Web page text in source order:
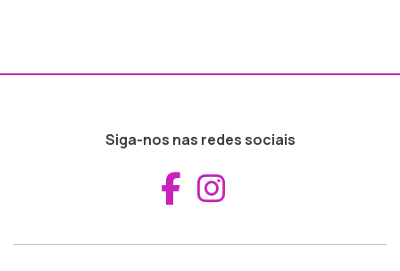
Siga-nos nas redes sociais
Aceder ao